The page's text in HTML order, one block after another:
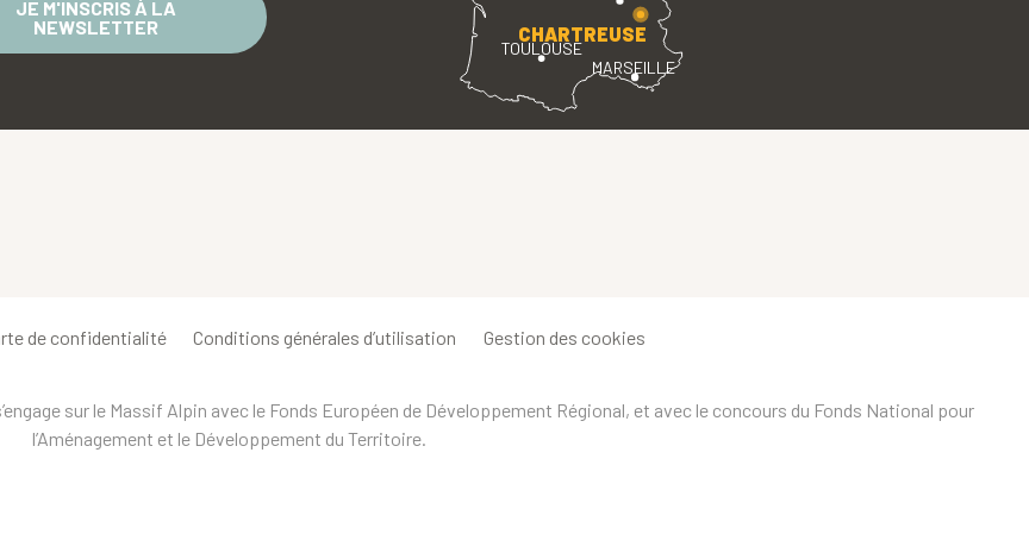
JE M'INSCRIS À LA
NEWSLETTER
TOULOUSE
MARSEILLE
CHARTREUSE
de confidentialité Conditions générales d’utilisation Gestion des cookies
sur le Massif Alpin avec le Fonds Européen de Développement Régional, et avec le concours du Fonds National pour
l’Aménagement et le Développement du Territoire.